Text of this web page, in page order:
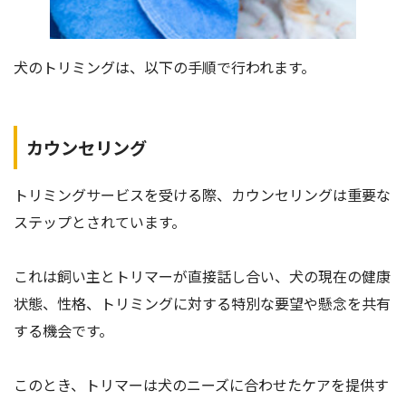
犬のトリミングは、以下の手順で行われます。
カウンセリング
トリミングサービスを受ける際、カウンセリングは重要な
ステップとされています。
これは飼い主とトリマーが直接話し合い、犬の現在の健康
状態、性格、トリミングに対する特別な要望や懸念を共有
する機会です。
このとき、トリマーは犬のニーズに合わせたケアを提供す